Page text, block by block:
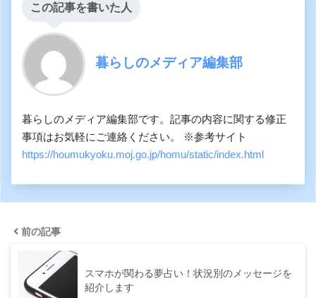
この記事を書いた人
暮らしのメディア編集部
暮らしのメディア編集部です。記事の内容に関する修正
事項はお気軽にご連絡ください。 ※参考サイト
https://houmukyoku.moj.go.jp/homu/static/index.html
前の記事
スマホが関わる夢占い！状況別のメッセージを
紹介します